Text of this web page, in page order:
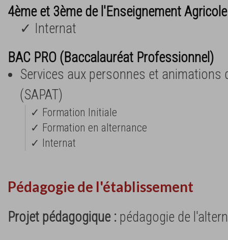
4ème et 3ème de l'Enseignement Agricole
✓ Internat
BAC PRO (Baccalauréat Professionnel)
Services aux personnes et animations
(SAPAT)
✓ Formation Initiale
✓ Formation en alternance
✓ Internat
Pédagogie de l'établissement
Projet pédagogique : pédagogie de